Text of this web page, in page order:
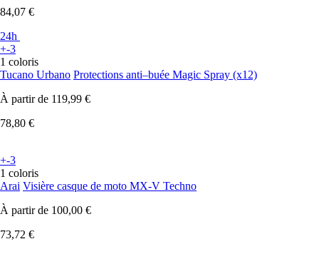
84,07 €
24h
+-3
1 coloris
Tucano Urbano Protections anti–buée Magic Spray (x12)
À partir de 119,99 €
78,80 €
+-3
1 coloris
Arai Visière casque de moto MX-V Techno
À partir de 100,00 €
73,72 €